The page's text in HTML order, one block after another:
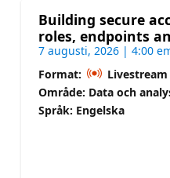
Building secure
roles, endpoints
7 augusti, 2026 | 4:00
Format:
Livestream
Område: Data och
Språk: Engelska